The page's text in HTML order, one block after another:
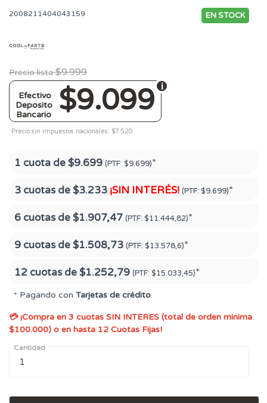
2008211404043159 EN STOCK
Precio lista $9.999
$9.099
Efectivo
Deposito
Bancario
Precio sin impuestos nacionales: $7.520
1 cuota de$9.699 (PTF: $9.699)*
3 cuotas de$3.233 ¡SIN INTERÉS! (PTF: $9.699)*
6 cuotas de$1.907,47 (PTF: $11.444,82)*
9 cuotas de$1.508,73 (PTF: $13.578,6)*
12 cuotas de$1.252,79 (PTF: $15.033,45)*
* Pagando con Tarjetas de crédito.
💳 ¡Compra en 3 cuotas SIN INTERES (total de orden minima
$100.000) o en hasta 12 Cuotas Fijas!
Cantidad